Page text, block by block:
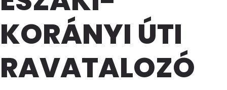
KORÁNYI ÚTI
RAVATALOZÓ